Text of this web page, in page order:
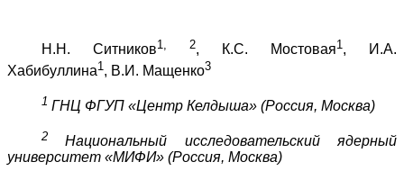
Н.Н. Ситников1, 2, К.С. Мостовая1, И.А.
Хабибуллина1 , В.И. Мащенко3
1 ГНЦ ФГУП «Центр Келдыша» (Россия, Москва)
2Национальный исследовательский ядерный
университет «МИФИ» (Россия, Москва)